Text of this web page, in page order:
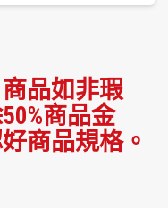
品如非瑕
商品金
商品規格。